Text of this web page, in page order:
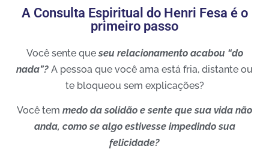
A Consulta Espiritual do Henri Fesa é o
primeiro passo
Você sente queseu relacionamento acabou “do
nada”? A pessoa que você ama está fria, distante ou
te bloqueou sem explicações?
Você tem medo da solidão e sente que sua vida não
anda, como se algo estivesse impedindo sua
felicidade?